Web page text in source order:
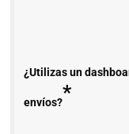
¿Utilizas un
envíos?*